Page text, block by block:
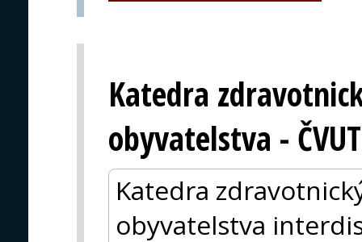
Katedra
obyvatelstva -
Katedra
obyvatelstva